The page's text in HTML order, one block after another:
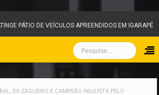
APREENDIDOS EM IGARAPÉ E MOBILIZA
EX-ZAGUEIRO E CAMPEÃO PAULISTA PELO